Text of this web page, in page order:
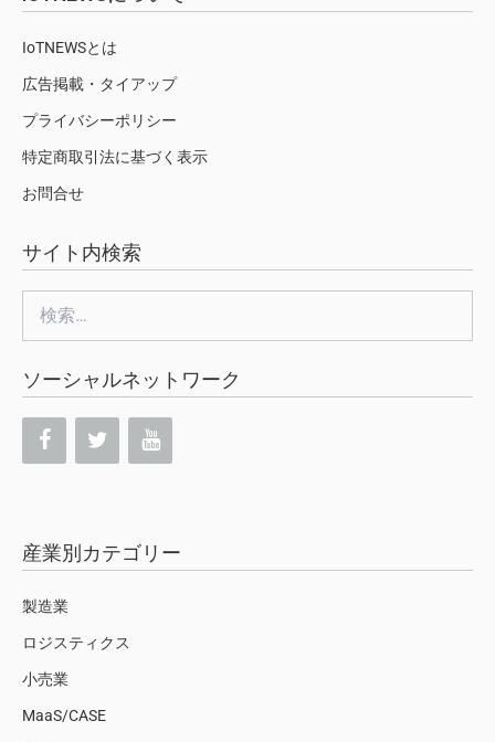
IoTNEWSとは
広告掲載・タイアップ
プライバシーポリシー
特定商取引法に基づく表示
お問合せ
サイト内検索
索:
ソーシャルネットワーク
産業別カテゴリー
製造業
ロジスティクス
小売業
MaaS/CASE